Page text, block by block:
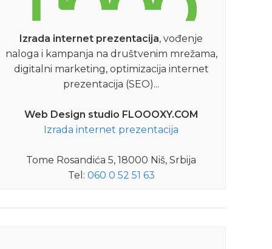
Izrada internet prezentacija, vođenje
naloga i kampanja na društvenim mrežama,
digitalni marketing, optimizacija internet
prezentacija (SEO)...
Web Design studio FLOOOXY.COM
Izrada internet prezentacija
Tome Rosandića 5, 18000 Niš, Srbija
Tel: 060 0 52 51 63